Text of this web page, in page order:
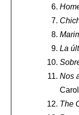
La
Nos
The